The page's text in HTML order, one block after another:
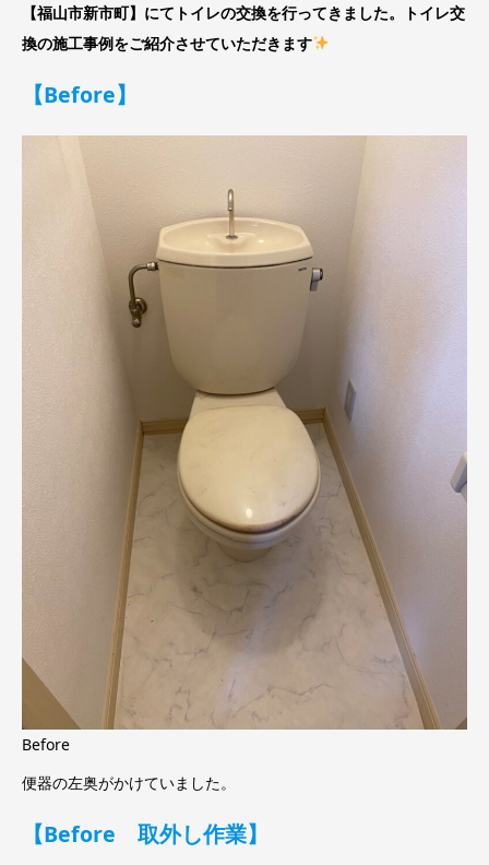
【福山市新市町】にてトイレの交換を行ってきました。トイレ交
換の施工事例をご紹介させていただきます
【Before】
Before
便器の左奥がかけていました。
【Before 取外し作業】